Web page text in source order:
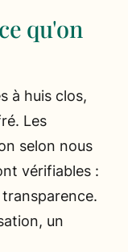
qu'on
à huis clos,
Les
selon nous
vérifiables :
un